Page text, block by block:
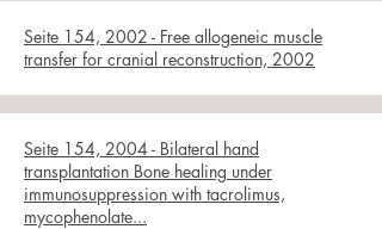
Seite 154, 2002 - Free allogeneic muscle
transfer for cranial reconstruction, 2002
Seite 154, 2004 - Bilateral hand
transplantation Bone healing under
immunosuppression with tacrolimus,
mycophenolate...